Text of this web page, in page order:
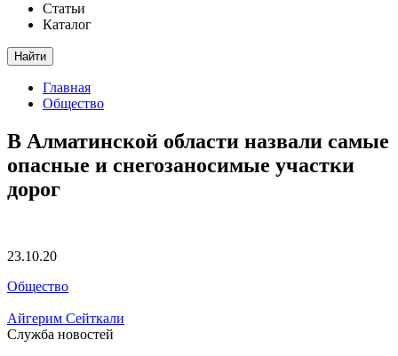
Статьи
Каталог
Найти
Главная
Общество
В Алматинской области назвали самые
опасные и снегозаносимые участки
дорог
23.10.20
Общество
Айгерим Сейткали
Служба новостей